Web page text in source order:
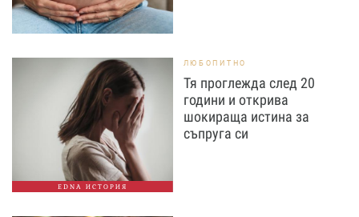
EDNA ИСТОРИЯ
ЛЮБОПИТНО
Тя проглежда след 20
години и открива
шокираща истина за
съпруга си